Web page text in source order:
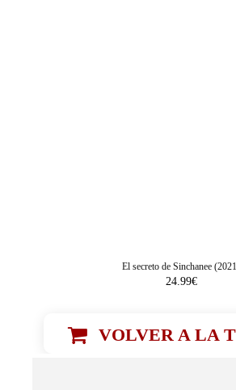
El secreto de Sinchanee
24.99€
VOLVER A LA